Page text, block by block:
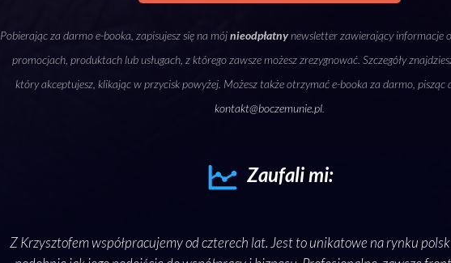
Pobierając za darmo e-booka, zapisujesz się na mójnieodpłatnynewsletter zawierający informacje
promocjach, produktach lub usługach, z którego zawsze możesz zrezygnować. Szczegóły
który akceptujesz, klikając w przycisk powyżej. Możesz także otrzymać e-booka za darmo, pisząc
kontakt@boczemunie.pl
Zaufali mi:
Z Krzysztofem współpracujemy od czterech lat. Jest to unikatowe na rynku